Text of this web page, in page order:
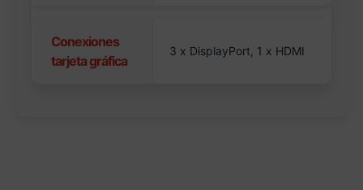
Conexiones
tarjeta gráfica
3 x DisplayPort, 1 x HDMI